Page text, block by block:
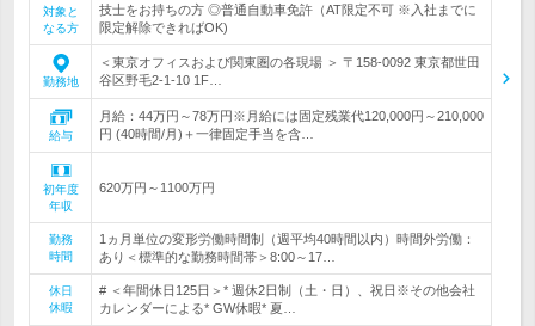
対象と
なる方
技士をお持ちの方 ◎普通自動車免許（AT限定不可 ※入社までに
限定解除できればOK)
勤務地
＜東京オフィスおよび関東圏の各現場 ＞ 〒158-0092 東京都世田
谷区野毛2-1-10 1F…
給与
月給：44万円～78万円※月給には固定残業代120,000円～210,000
円 (40時間/月)＋一律固定手当を含…
初年度
年収
620万円～1100万円
勤務
時間
1ヵ月単位の変形労働時間制（週平均40時間以内）時間外労働：
あり＜標準的な勤務時間帯＞8:00～17…
休日
休暇
# ＜年間休日125日＞* 週休2日制（土・日）、祝日※その他会社
カレンダーによる* GW休暇* 夏…